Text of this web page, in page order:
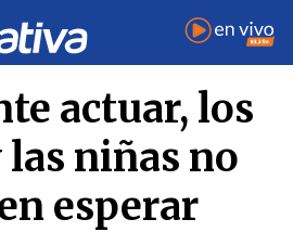
Rodríguez Osiac
actuar, los
niñas no
esperar